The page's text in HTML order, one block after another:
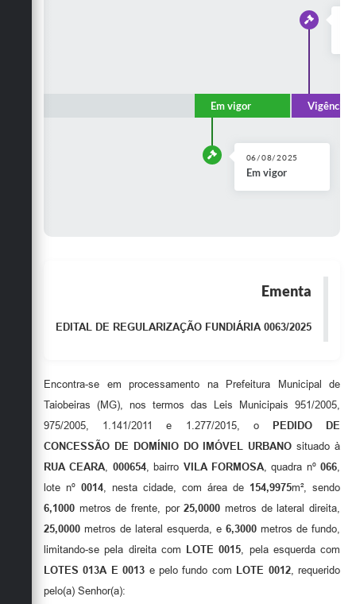
Em vigor
06/08/2025
Em vigor
Vigência
Ementa
EDITAL DE REGULARIZAÇÃO FUNDIÁRIA 0063/2025
Encontra-se em processamento na Prefeitura Municipal de
Taiobeiras (MG), nos termos das Leis Municipais 951/2005,
975/2005, 1.141/2011 e 1.277/2015, o PEDIDO DE
CONCESSÃO DE DOMÍNIO DO IMÓVEL URBANOsituado à
RUA CEARA
000654, bairro VILA FORMOSA, quadra nº 066
lote nº 0014 , nesta cidade, com área de 154,9975m², sendo
6,1000 metros de frente, por25,0000 metros de lateral direita,
25,0000 metros de lateral esquerda, e 6,3000 metros de fundo,
limitando-se pela direita com LOTE 0015 , pela esquerda com
LOTES 013A E 0013 e pelo fundo com LOTE 0012, requerido
pelo(a) Senhor(a):